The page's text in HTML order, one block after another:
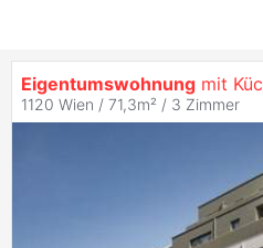
Eigentumswohnung mit Küche
1120 Wien / 71,3m² / 3 Zimmer